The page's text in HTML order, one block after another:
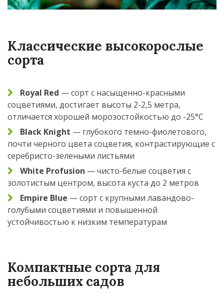
Классические высокорослые
сорта
Royal Red — сорт с насыщенно-красными
соцветиями, достигает высоты 2-2,5 метра,
отличается хорошей морозостойкостью до -25°C
Black Knight — глубокого темно-фиолетового,
почти черного цвета соцветия, контрастирующие с
серебристо-зелеными листьями
White Profusion — чисто-белые соцветия с
золотистым центром, высота куста до 2 метров
Empire Blue — сорт с крупными лавандово-
голубыми соцветиями и повышенной
устойчивостью к низким температурам
Компактные сорта для
небольших садов